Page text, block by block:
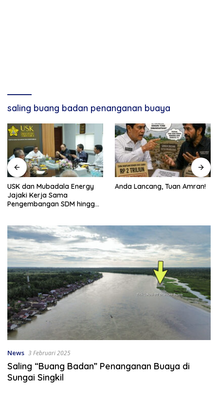
saling buang badan penanganan buaya
USK dan Mubadala Energy
Jajaki Kerja Sama
Pengembangan SDM hingga
Anda Lancang, Tuan Amran!
News 3 Februari 2025
Saling “Buang Badan” Penanganan Buaya di
Sungai Singkil